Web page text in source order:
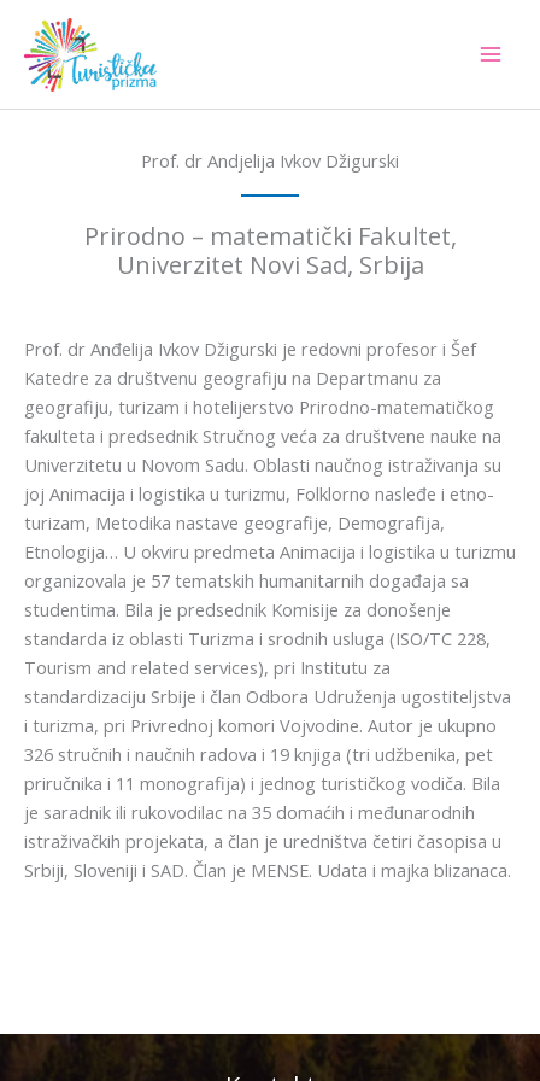
content
Prof. dr Andjelija Ivkov Džigurski
Prirodno – matematički Fakultet,
Univerzitet Novi Sad, Srbija
Prof. dr Anđelija Ivkov Džigurski je redovni profesor i Šef
Katedre za društvenu geografiju na Departmanu za
geografiju, turizam i hotelijerstvo Prirodno-matematičkog
fakulteta i predsednik Stručnog veća za društvene nauke na
Univerzitetu u Novom Sadu. Oblasti naučnog istraživanja su
joj Animacija i logistika u turizmu, Folklorno nasleđe i etno-
turizam, Metodika nastave geografije, Demografija,
Etnologija… U okviru predmeta Animacija i logistika u turizmu
organizovala je 57 tematskih humanitarnih događaja sa
studentima. Bila je predsednik Komisije za donošenje
standarda iz oblasti Turizma i srodnih usluga (ISO/TC 228,
Tourism and related services), pri Institutu za
standardizaciju Srbije i član Odbora Udruženja ugostiteljstva
i turizma, pri Privrednoj komori Vojvodine. Autor je ukupno
326 stručnih i naučnih radova i 19 knjiga (tri udžbenika, pet
priručnika i 11 monografija) i jednog turističkog vodiča. Bila
je saradnik ili rukovodilac na 35 domaćih i međunarodnih
istraživačkih projekata, a član je uredništva četiri časopisa u
Srbiji, Sloveniji i SAD. Član je MENSE. Udata i majka blizanaca.